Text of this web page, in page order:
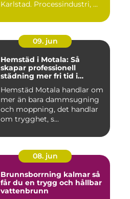
Karlstad. Processindustri, ...
09. jun
Hemstäd i Motala: Så
skapar professionell
städning mer fri tid i
Hemstäd Motala handlar om
mer än bara dammsugning
och moppning, det handlar
om trygghet, s...
08. jun
Brunnsborrning kalmar så
får du en trygg och hållbar
vattenbrunn